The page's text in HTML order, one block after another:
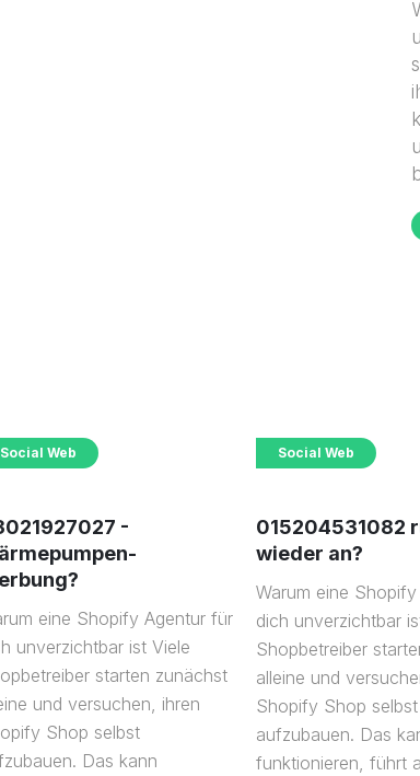
Social Web
-
eine Shopify Agentur für
unverzichtbar ist Viele
starten zunächst
und versuchen, ihren
Shop selbst
Das kann
Social Web
015204531082
wieder an?
Warum eine
dich unverzichtbar
Shopbetreiber
alleine und
Shopify Shop selbst
aufzubauen. Das
funktionieren, führt